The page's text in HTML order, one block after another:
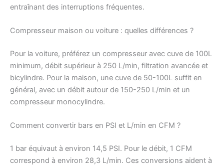
entraînant des interruptions fréquentes.
Compresseur maison ou voiture : quelles différences ?
Pour la voiture, préférez un compresseur avec cuve de 100L
minimum, débit supérieur à 250 L/min, filtration avancée et
bicylindre. Pour la maison, une cuve de 50-100L suffit en
général, avec un débit autour de 150-250 L/min et un
compresseur monocylindre.
Comment convertir bars en PSI et L/min en CFM ?
1 bar équivaut à environ 14,5 PSI. Pour le débit, 1 CFM
correspond à environ 28,3 L/min. Ces conversions aident à